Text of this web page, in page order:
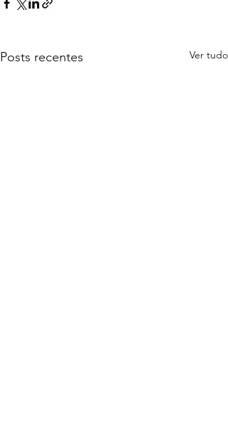
Posts recentes Ver tudo